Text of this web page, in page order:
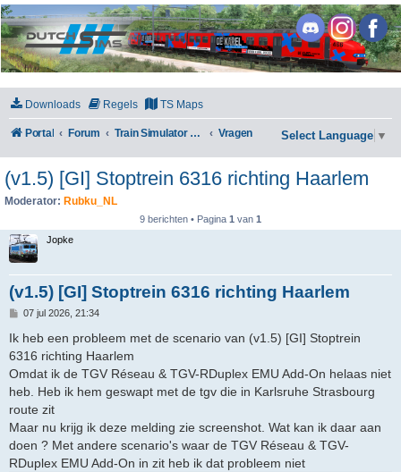
DutchSims
Downloads Regels TS Maps
Portal Forum Train Simulator Classic Vragen Select Language ▼
(v1.5) [GI] Stoptrein 6316 richting Haarlem
Moderator: Rubku_NL
9 berichten • Pagina 1 van 1
Jopke
(v1.5) [GI] Stoptrein 6316 richting Haarlem
B
c
h
t
07 jul 2026, 21:34
Ik heb een probleem met de scenario van (v1.5) [GI] Stoptrein
6316 richting Haarlem
Omdat ik de TGV Réseau & TGV-RDuplex EMU Add-On helaas niet
heb. Heb ik hem geswapt met de tgv die in Karlsruhe Strasbourg
route zit
Maar nu krijg ik deze melding zie screenshot. Wat kan ik daar aan
doen ? Met andere scenario's waar de TGV Réseau & TGV-
RDuplex EMU Add-On in zit heb ik dat probleem niet